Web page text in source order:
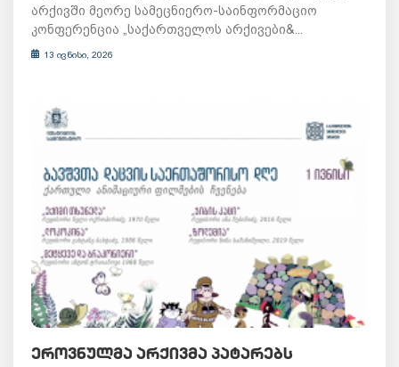
არქივში მეორე სამეცნიერო-საინფორმაციო
კონფერენცია „საქართველოს არქივები&...
13 ივნისი, 2026
ᲔᲠᲝᲕᲜᲣᲚᲛᲐ ᲐᲠᲥᲘᲕᲛᲐ ᲞᲐᲢᲐᲠᲔᲑᲡ